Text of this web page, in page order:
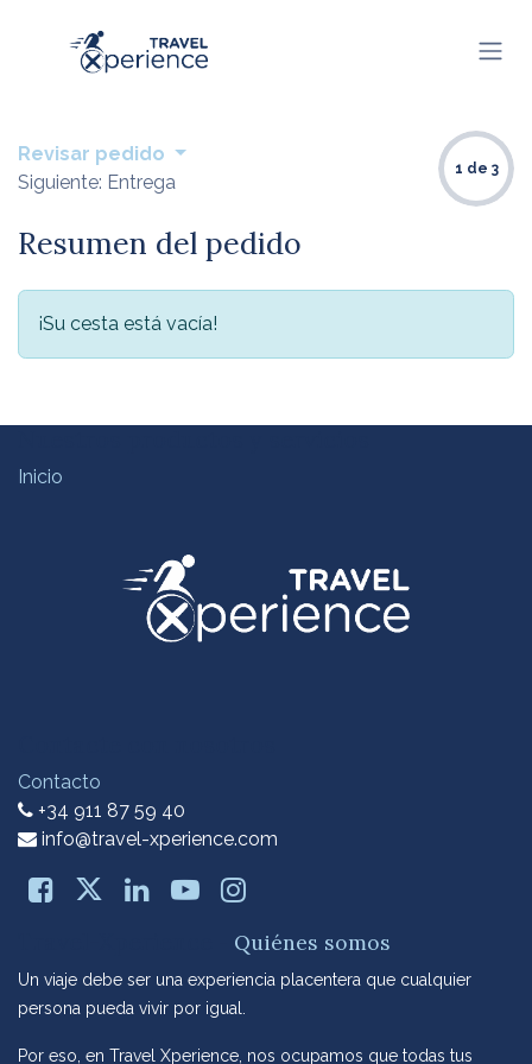
Revisar pedido
Siguiente: Entrega
1 de 3
Resumen del pedido
¡Su cesta está vacía!
Inicio
Contacto
+34 911 87 59 40
info@travel-xperience.com
Quiénes somos
Un viaje debe ser una experiencia placentera que cualquier
persona pueda vivir por igual.
Por eso, en Travel Xperience, nos ocupamos que todas tus